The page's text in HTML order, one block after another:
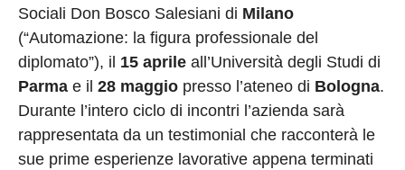
Sociali Don Bosco Salesiani di Milano
(“Automazione: la figura professionale del
diplomato”), il 15 aprile all’Università degli Studi di
Parma e il 28 maggio presso l’ateneo di Bologna.
Durante l’intero ciclo di incontri l’azienda sarà
rappresentata da un testimonial che racconterà le
sue prime esperienze lavorative appena terminati